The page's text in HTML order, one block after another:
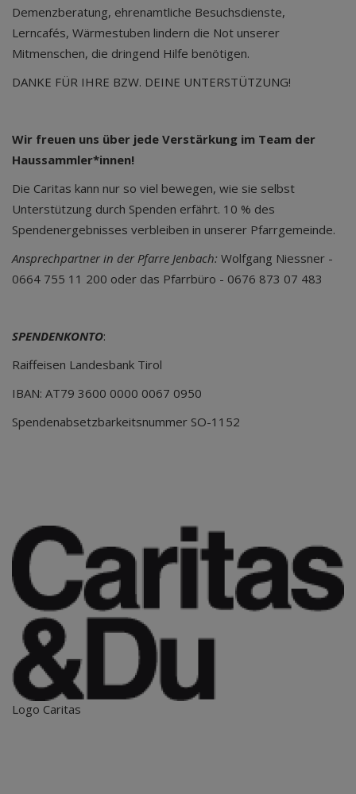
Demenzberatung, ehrenamtliche Besuchsdienste,
Lerncafés, Wärmestuben lindern die Not unserer
Mitmenschen, die dringend Hilfe benötigen.
DANKE FÜR IHRE BZW. DEINE UNTERSTÜTZUNG!
Wir freuen uns über jede Verstärkung im Team der
Haussammler*innen!
Die Caritas kann nur so viel bewegen, wie sie selbst
Unterstützung durch Spenden erfährt. 10 % des
Spendenergebnisses verbleiben in unserer Pfarrgemeinde.
Ansprechpartner in der Pfarre Jenbach: Wolfgang Niessner -
0664 755 11 200 oder das Pfarrbüro - 0676 873 07 483
SPENDENKONTO:
Raiffeisen Landesbank Tirol
IBAN: AT79 3600 0000 0067 0950
Spendenabsetzbarkeitsnummer SO-1152
Logo Caritas